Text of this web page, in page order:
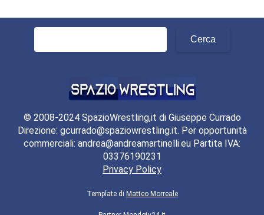
© 2008-2024 SpazioWrestling,it di Giuseppe Currado
Direzione: gcurrado@spaziowrestling.it. Per opportunità
commerciali: andrea@andreamartinelli.eu Partita IVA:
03376190231
Privacy Policy
Template di Matteo Morreale